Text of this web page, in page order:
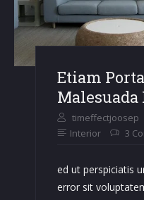
Etiam
timeffectjoosep
Interior
3
ed ut perspiciatis
error sit